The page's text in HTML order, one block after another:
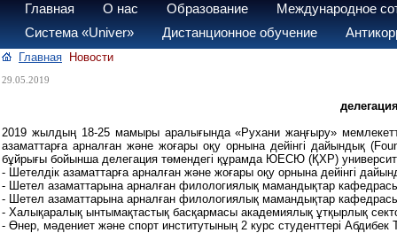
Главная О нас Образование
Международное
Система «Univer»
Дистанционное обучение
Главная Новости
29.05.2019
2019 жылдың 18-25 мамыры аралығында «Рухани жаңғыру»
азаматтарға арналған және жоғары оқу орнына дейінгі дайындық
бұйрығы бойынша делегация төмендегі құрамда ЮЕСЮ (ҚХР)
- Шетелдік азаматтарға арналған және жоғары оқу орнына дейінгі
- Шетел азаматтарына арналған филологиялық мамандықтар
- Шетел азаматтарына арналған филологиялық мамандықтар
- Халықаралық ынтымақтастық басқармасы академиялық ұтқырлық
- Өнер, мәдениет және спорт институтының 2 курс студенттері